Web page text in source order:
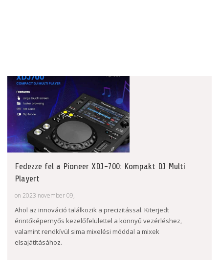
Fedezze fel a Pioneer XDJ-700: Kompakt DJ Multi
Playert
on 2023 november 09,
Ahol az innováció találkozik a precizitással. Kiterjedt
érintőképernyős kezelőfelülettel a könnyű vezérléshez,
valamint rendkívül sima mixelési móddal a mixek
elsajátításához.